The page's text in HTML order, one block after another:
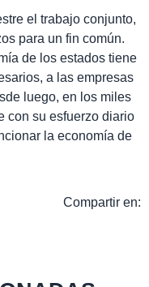
el trabajo conjunto,
para un fin común.
de los estados tiene
a las empresas
luego, en los miles
con su esfuerzo diario
la economía de
Compartir en: